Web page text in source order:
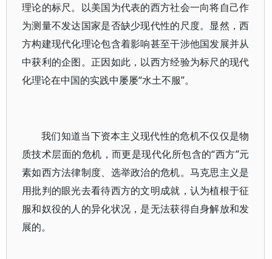
理论的标尺。以美国为代表的西方社会一向将自己作
为测量不发达国家是否缺少现代性的尺度。显然，西
方构建现代化理论包含着影响甚至干涉他国发展并从
中获利的企图。正因如此，以西方经验为标尺的现代
化理论在中国的实践中屡屡“水土不服”。
我们知道当下资本主义现代性的危机不仅仅是物
质技术层面的危机，而更是现代化所包含的“西方”元
素如西方法律制度、选举政治的危机。马克思主义是
用批判的眼光去看待西方的文明成就，认为植根于征
服和奴役的人的异化状况，是无法获得自身解放和发
展的。